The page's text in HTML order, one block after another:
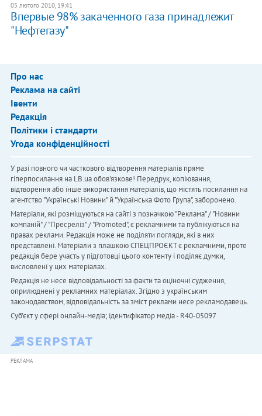
05 лютого 2010, 19:41
Впервые 98% закаченного газа принадлежит
"Нефтегазу"
Про нас
Реклама на сайті
Івенти
Редакція
Політики і стандарти
Угода конфіденційності
У разі повного чи часткового відтворення матеріалів пряме
гіперпосилання на LB.ua обов'язкове! Передрук, копіювання,
відтворення або інше використання матеріалів, що містять посилання на
агентство "Українськi Новини" й "Українська Фото Група", заборонено.
Матеріали, які розміщуються на сайті з позначкою "Реклама" / "Новини
компаній" / "Пресреліз" / "Promoted", є рекламними та публікуються на
правах реклами. Редакція може не поділяти погляди, які в них
представлені. Матеріали з плашкою СПЕЦПРОЄКТ є рекламними, проте
редакція бере участь у підготовці цього контенту і поділяє думки,
висловлені у цих матеріалах.
Редакція не несе відповідальності за факти та оціночні судження,
оприлюднені у рекламних матеріалах. Згідно з українським
законодавством, відповідальність за зміст реклами несе рекламодавець.
Cуб'єкт у сфері онлайн-медіа; ідентифікатор медіа - R40-05097
РЕКЛАМА